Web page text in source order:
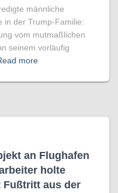
männliche
in der Trump-Familie:
vom mutmaßlichen
seinem vorläufig
more
an Flughafen
holte
Fußtritt aus der